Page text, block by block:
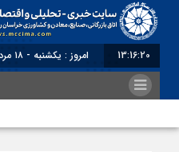
13:16:20 امروز : یکشنبه - ۱۸ مرداد - ۱۴۰۵